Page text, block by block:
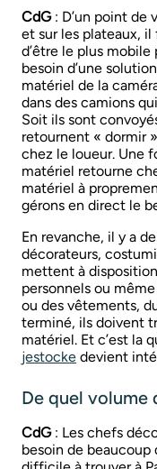
CdG: D’un point de
et sur les plateaux, il
d’être le plus mobile
besoin d’une
matériel de la
dans des camions
Soit ils sont
retournent « dormir
chez le loueur. Une
matériel retourne
matériel à
gérons en direct le
En revanche, il y a
décorateurs,
mettent à
personnels ou
ou des vêtements,
terminé, ils doivent
matériel. Et c’est la
jestocke devient
De quel volume
CdG: Les chefs
besoin de beaucoup